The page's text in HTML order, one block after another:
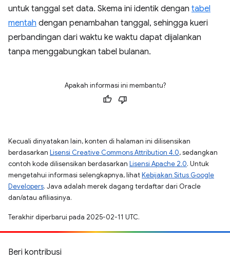
untuk tanggal set data. Skema ini identik dengan tabel
mentah dengan penambahan tanggal, sehingga kueri
perbandingan dari waktu ke waktu dapat dijalankan
tanpa menggabungkan tabel bulanan.
Apakah informasi ini membantu?
Kecuali dinyatakan lain, konten di halaman ini dilisensikan
berdasarkan Lisensi Creative Commons Attribution 4.0, sedangkan
contoh kode dilisensikan berdasarkan Lisensi Apache 2.0. Untuk
mengetahui informasi selengkapnya, lihatKebijakan Situs Google
Developers. Java adalah merek dagang terdaftar dari Oracle
dan/atau afiliasinya.
Terakhir diperbarui pada 2025-02-11 UTC.
Beri kontribusi